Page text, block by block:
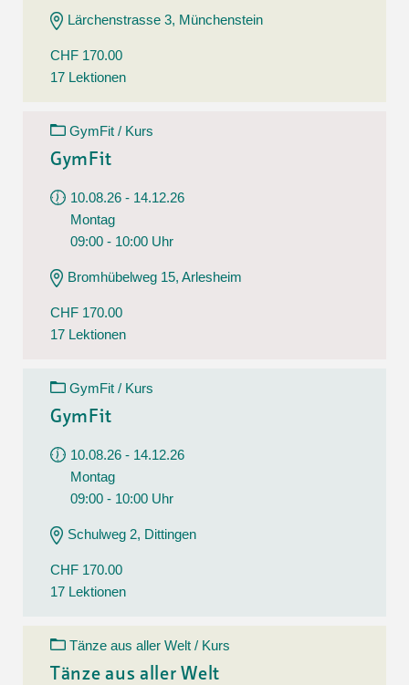
Lärchenstrasse 3, Münchenstein
CHF 170.00
17 Lektionen
GymFit / Kurs
GymFit
10.08.26 - 14.12.26
Montag
09:00 - 10:00 Uhr
Bromhübelweg 15, Arlesheim
CHF 170.00
17 Lektionen
GymFit / Kurs
GymFit
10.08.26 - 14.12.26
Montag
09:00 - 10:00 Uhr
Schulweg 2, Dittingen
CHF 170.00
17 Lektionen
Tänze aus aller Welt / Kurs
Tänze aus aller Welt